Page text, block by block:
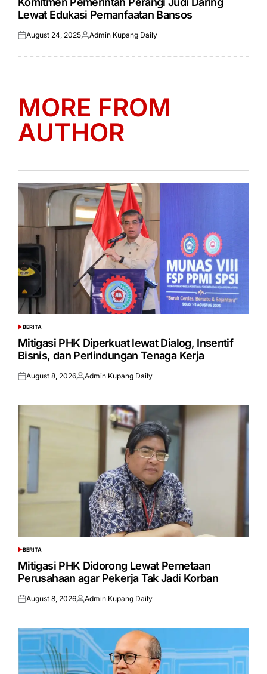
Lewat Edukasi Pemanfaatan Bansos
Posted
August 24, 2025Posted
Admin Kupang Daily
MORE FROM
AUTHOR
POSTED
IN
BERITA
Mitigasi PHK Diperkuat lewat Dialog, Insentif
Bisnis, dan Perlindungan Tenaga Kerja
Posted
August 8, 2026Posted
Admin Kupang Daily
POSTED
IN
BERITA
Mitigasi PHK Didorong Lewat Pemetaan
Perusahaan agar Pekerja Tak Jadi Korban
Posted
August 8, 2026Posted
Admin Kupang Daily